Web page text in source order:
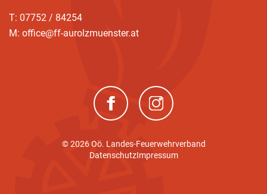
T: 07752 / 84254
M: office@ff-aurolzmuenster.at
(neues Fenster)(neues Fenster)
© 2026 Oö. Landes-Feuerwehrverband
DatenschutzImpressum